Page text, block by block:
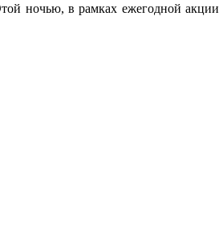
ночью, в рамках ежегодной